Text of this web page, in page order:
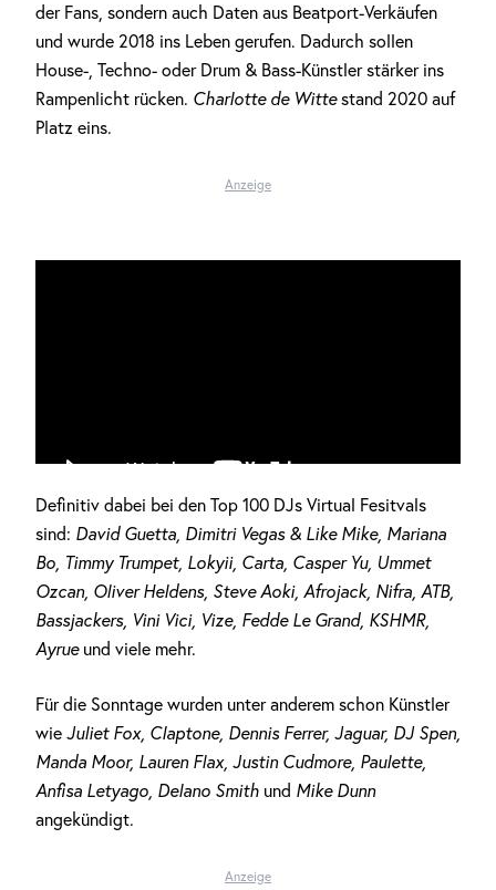
der Fans, sondern auch Daten aus Beatport-Verkäufen
und wurde 2018 ins Leben gerufen. Dadurch sollen
House-, Techno- oder Drum & Bass-Künstler stärker ins
Rampenlicht rücken. Charlotte de Wittestand 2020 auf
Platz eins.
Anzeige
DAS KÖNNTE DICH AUCH INTERESSIEREN
„HAPPINESS IS SO SAD“: VIER
Definitiv dabei bei den Top 100 DJs Virtual Fesitvals
sind: David Guetta, Dimitri Vegas & Like Mike, Mariana
Bo, Timmy Trumpet, Lokyii, Carta, Casper Yu, Ummet
Ozcan, Oliver Heldens, Steve Aoki, Afrojack, Nifra, ATB,
Bassjackers, Vini Vici, Vize, Fedde Le Grand, KSHMR,
Ayrueund viele mehr.
Für die Sonntage wurden unter anderem schon Künstler
wie Juliet Fox, Claptone, Dennis Ferrer, Jaguar, DJ Spen,
Manda Moor, Lauren Flax, Justin Cudmore, Paulette,
Anfisa Letyago, Delano Smith und Mike Dunn
angekündigt.
Anzeige